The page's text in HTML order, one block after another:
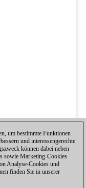
um bestimmte Funktionen
und interessengerechte
können dabei neben
sowie Marketing-Cookies
Analyse-Cookies und
finden Sie in unserer